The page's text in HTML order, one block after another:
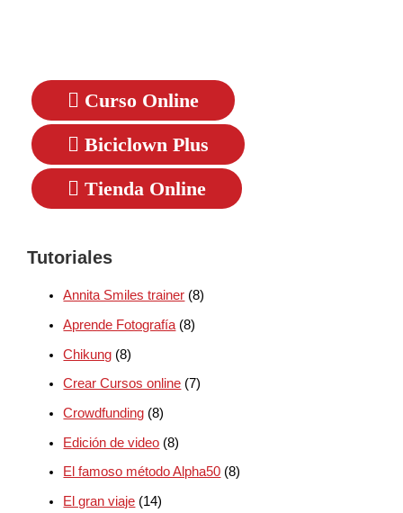
Curso Online
Biciclown Plus
Tienda Online
Tutoriales
Annita Smiles trainer (8)
Aprende Fotografía (8)
Chikung (8)
Crear Cursos online (7)
Crowdfunding (8)
Edición de video (8)
El famoso método Alpha50 (8)
El gran viaje (14)